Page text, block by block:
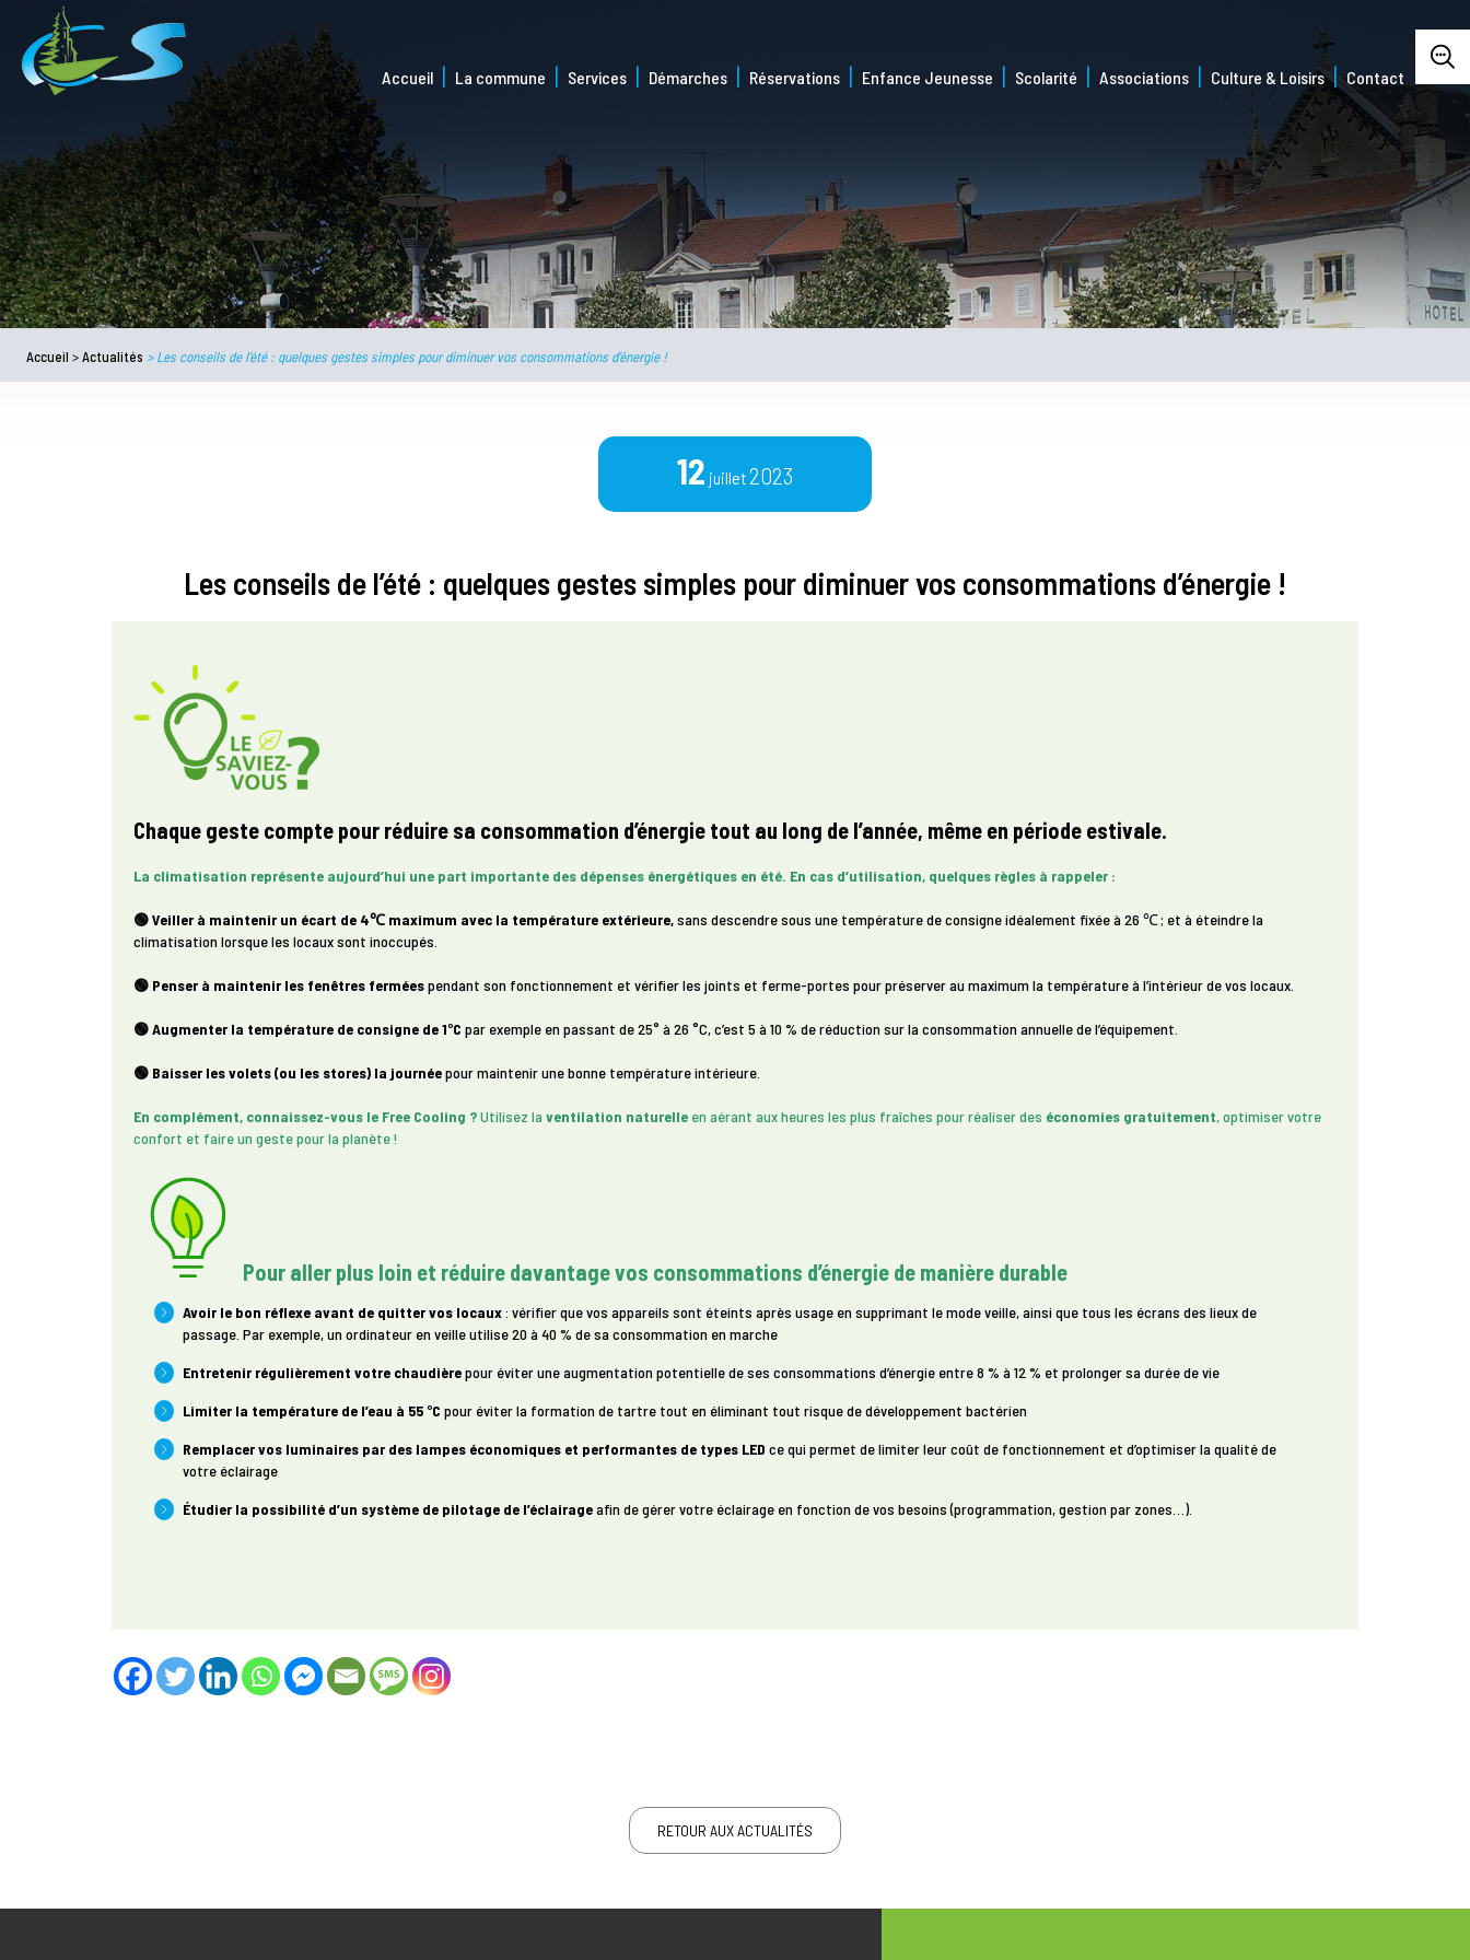
Accueil La commune Services Démarches Réservations Enfance Jeunesse Scolarité Associations Culture & Loisirs Contact
Accueil >Actualités >Les conseils de l’été : quelques gestes simples pour diminuer vos consommations d’énergie !
12 juillet2023
Les conseils de l’été : quelques gestes simples pour diminuer vos consommations d’énergie !
Chaque geste compte pour réduire sa consommation d’énergie tout au long de l’année, même en période estivale.
La climatisation représente aujourd’hui une part importante des dépenses énergétiques en été. En cas d’utilisation, quelques règles à rappeler :
🟢 Veiller à maintenir un écart de 4℃ maximum avec la température extérieure,sans descendre sous une température de consigne idéalement fixée à 26 ℃ ; et à éteindre la
climatisation lorsque les locaux sont inoccupés.
🟢 Penser à maintenir les fenêtres ferméespendant son fonctionnement et vérifier les joints et ferme-portes pour préserver au maximum la température à l’intérieur de vos locaux.
🟢 Augmenter la température de consigne de 1°C par exemple en passant de 25° à 26 °C, c’est 5 à 10 % de réduction sur la consommation annuelle de l’équipement.
🟢 Baisser les volets (ou les stores) la journéepour maintenir une bonne température intérieure.
En complément, connaissez-vous le Free Cooling ?Utilisez la ventilation naturelle en aérant aux heures les plus fraîches pour réaliser des économies gratuitement, optimiser votre
confort et faire un geste pour la planète !
Pour aller plus loin et réduire davantage vos consommations d’énergie de manière durable
Avoir le bon réflexe avant de quitter vos locaux: vérifier que vos appareils sont éteints après usage en supprimant le mode veille, ainsi que tous les écrans des lieux de
passage. Par exemple, un ordinateur en veille utilise 20 à 40 % de sa consommation en marche
Entretenir régulièrement votre chaudièrepour éviter une augmentation potentielle de ses consommations d’énergie entre 8 % à 12 % et prolonger sa durée de vie
Limiter la température de l’eau à 55 °C pour éviter la formation de tartre tout en éliminant tout risque de développement bactérien
Remplacer vos luminaires par des lampes économiques et performantes de types LED ce qui permet de limiter leur coût de fonctionnement et d’optimiser la qualité de
votre éclairage
Étudier la possibilité d’un système de pilotage de l’éclairageafin de gérer votre éclairage en fonction de vos besoins (programmation, gestion par zones…).
RETOUR AUX ACTUALITÉS